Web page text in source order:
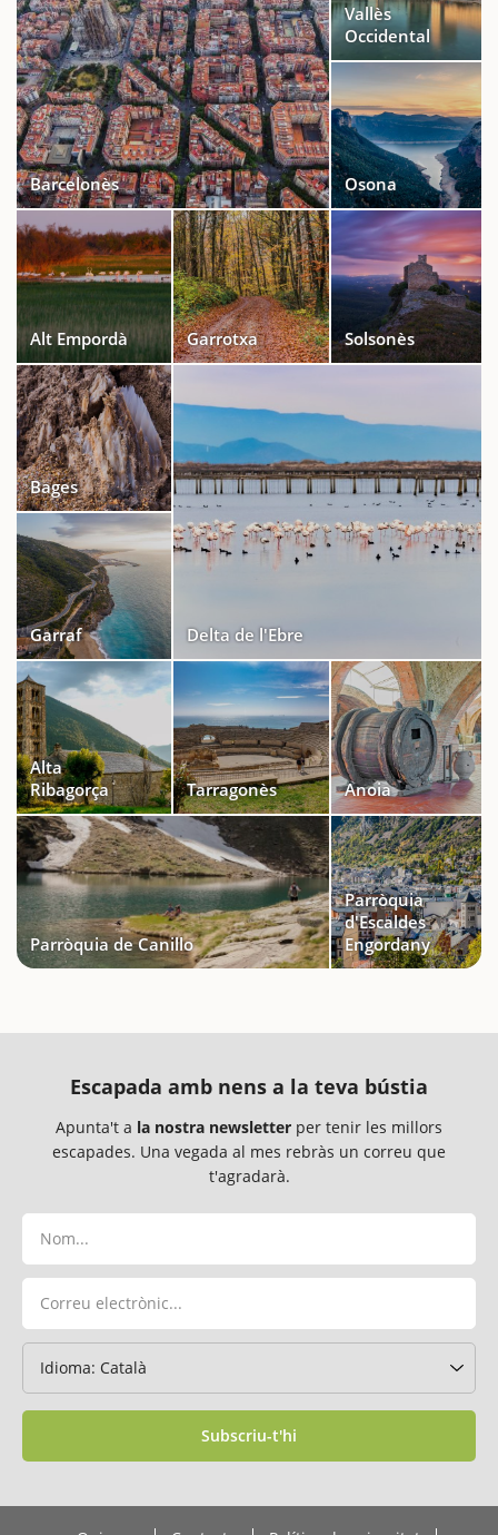
Barcelonès
Vallès
Occidental
Osona
Alt Empordà Garrotxa Solsonès
Bages
Garraf Delta de l'Ebre
Alta
Ribagorça
Tarragonès Anoia
Parròquia de Canillo
Parròquia
d'Escaldes
Engordany
Escapada amb nens a la teva bústia
Apunta't a la nostra newsletter per tenir les millors
escapades. Una vegada al mes rebràs un correu que
t'agradarà.
Subscriu-t'hi